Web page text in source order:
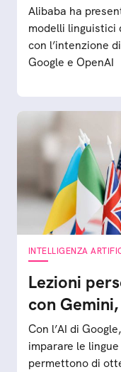
Alibaba ha
modelli linguistici
con l’intenzione
Google e OpenAI
INTELLIGENZA
Lezioni
con
Con l’AI di
imparare le
permettono di